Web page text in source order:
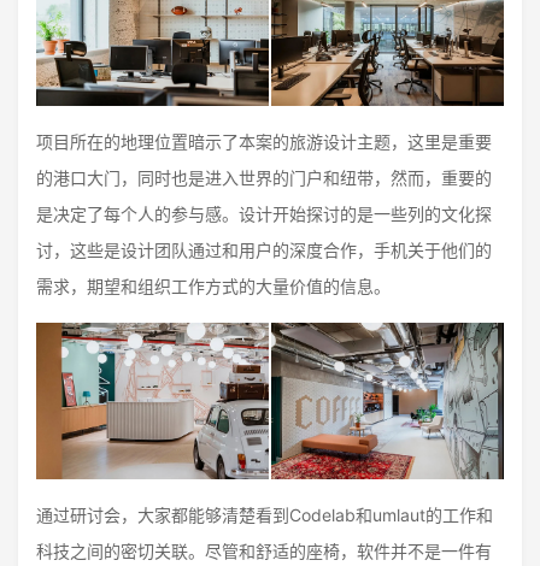
项目所在的地理位置暗示了本案的旅游设计主题，这里是重要
的港口大门，同时也是进入世界的门户和纽带，然而，重要的
是决定了每个人的参与感。设计开始探讨的是一些列的文化探
讨，这些是设计团队通过和用户的深度合作，手机关于他们的
需求，期望和组织工作方式的大量价值的信息。
通过研讨会，大家都能够清楚看到Codelab和umlaut的工作和
科技之间的密切关联。尽管和舒适的座椅，软件并不是一件有